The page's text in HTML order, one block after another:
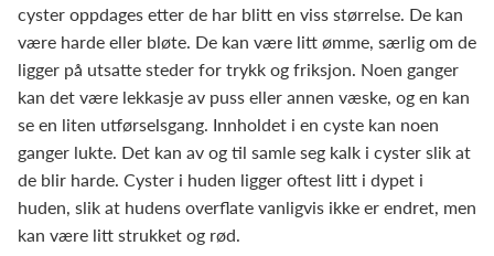
cyster oppdages etter de har blitt en viss størrelse. De kan
være harde eller bløte. De kan være litt ømme, særlig om de
ligger på utsatte steder for trykk og friksjon. Noen ganger
kan det være lekkasje av puss eller annen væske, og en kan
se en liten utførselsgang. Innholdet i en cyste kan noen
ganger lukte. Det kan av og til samle seg kalk i cyster slik at
de blir harde. Cyster i huden ligger oftest litt i dypet i
huden, slik at hudens overflate vanligvis ikke er endret, men
kan være litt strukket og rød.